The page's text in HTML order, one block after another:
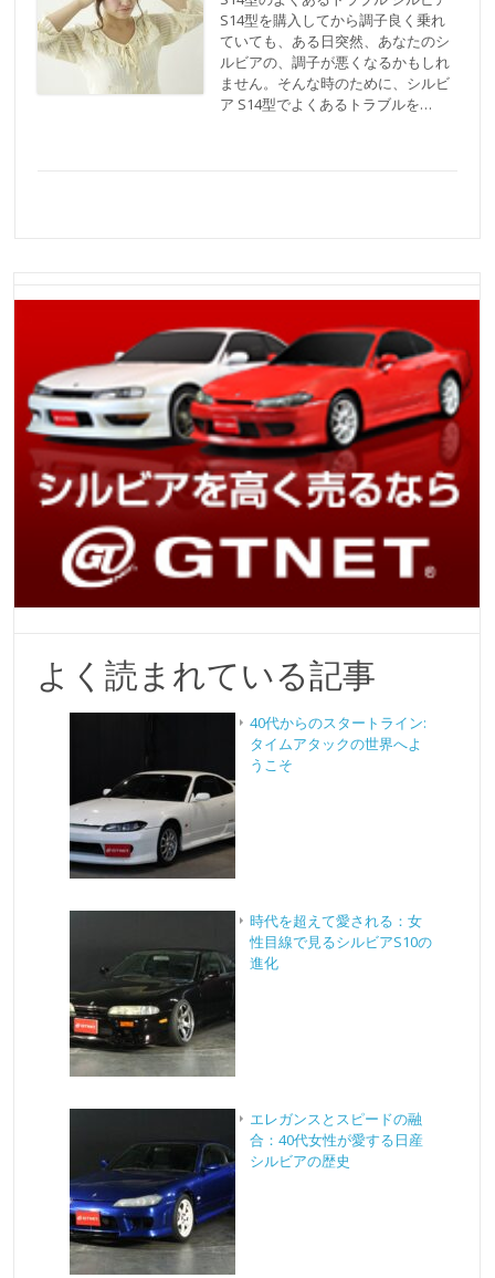
S14型を購入してから調子良く乗れ
ていても、ある日突然、あなたのシ
ルビアの、調子が悪くなるかもしれ
ません。そんな時のために、シルビ
ア S14型でよくあるトラブルを…
よく読まれている記事
40代からのスタートライン:
タイムアタックの世界へよ
うこそ
時代を超えて愛される：女
性目線で見るシルビアS10の
進化
エレガンスとスピードの融
合：40代女性が愛する日産
シルビアの歴史